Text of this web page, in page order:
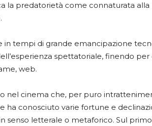
la predatorietà come connaturata
in tempi di grande emancipazione
spettatoriale, finendo
web.
nel cinema che, per puro
ha conosciuto varie fortune e
senso letterale o metaforico. Sul